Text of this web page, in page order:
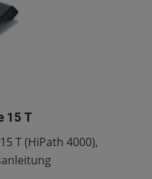
15 T
T (HiPath 4000),